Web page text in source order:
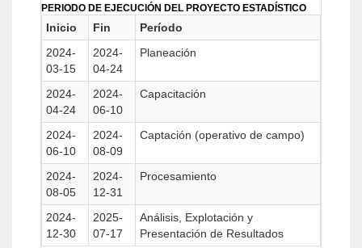
PERIODO DE EJECUCIÓN DEL PROYECTO ESTADÍSTICO
Inicio Fin
Período
2024-
03-15
2024-
04-24
Planeación
2024-
04-24
2024-
06-10
Capacitación
2024-
06-10
2024-
08-09
Captación (operativo de campo)
2024-
08-05
2024-
12-31
Procesamiento
2024-
12-30
2025-
07-17
Análisis, Explotación y
Presentación de Resultados